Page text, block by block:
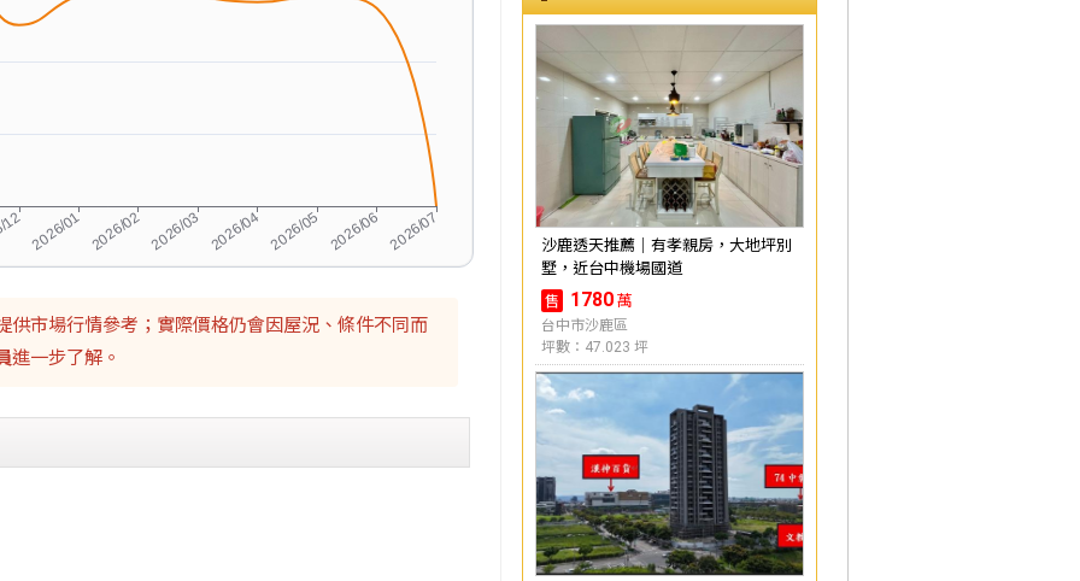
供市場行情參考；實際價格仍會因屋況、條件不同而
進一步了解。
沙鹿透天推薦｜有孝親房，大地坪別
墅，近台中機場國道
售 1780 萬
台中市沙鹿區
坪數：47.023 坪